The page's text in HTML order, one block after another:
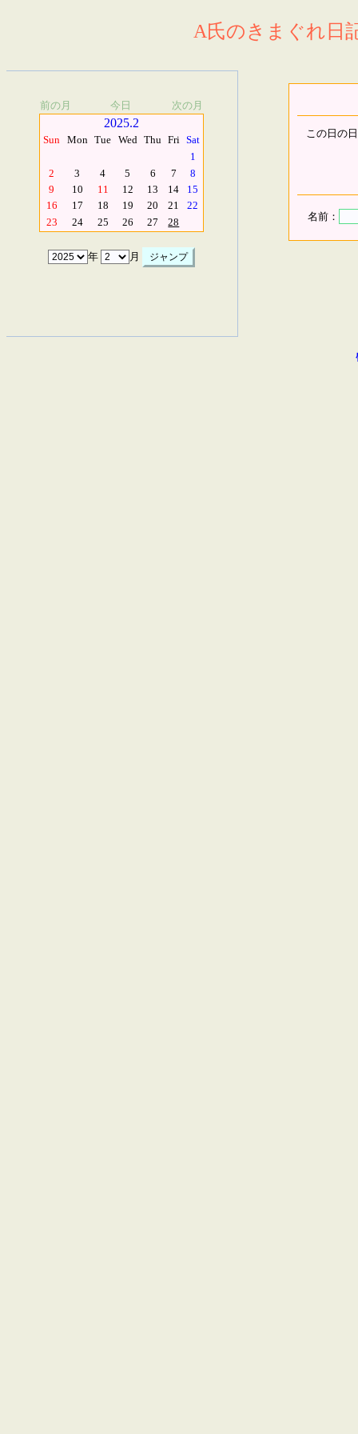
A氏のきまぐれ日
前の月 今日 次の月
2025.2
Sun Mon Tue Wed Thu Fri Sat
1
2
3 4 5 6 7
8
9
10 11 12 13 14
15
16
17 18 19 20 21
22
23
24 25 26 27 28
年 月
この日の
名前：